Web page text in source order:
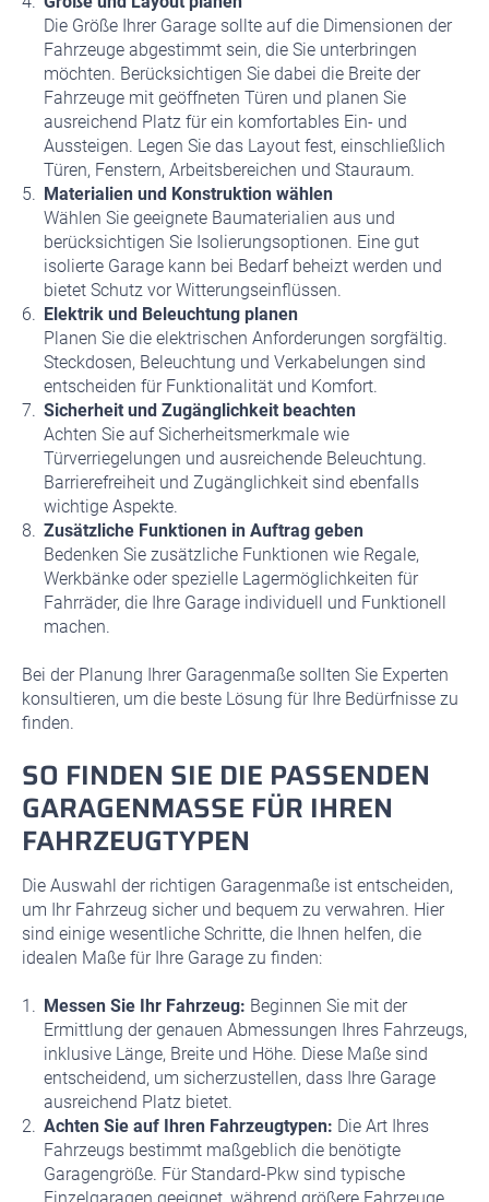
Die Größe Ihrer Garage sollte auf die Dimensionen der
Fahrzeuge abgestimmt sein, die Sie unterbringen
möchten. Berücksichtigen Sie dabei die Breite der
Fahrzeuge mit geöffneten Türen und planen Sie
ausreichend Platz für ein komfortables Ein- und
Aussteigen. Legen Sie das Layout fest, einschließlich
Türen, Fenstern, Arbeitsbereichen und Stauraum.
Materialien und Konstruktion wählen
Wählen Sie geeignete Baumaterialien aus und
berücksichtigen Sie Isolierungsoptionen. Eine gut
isolierte Garage kann bei Bedarf beheizt werden und
bietet Schutz vor Witterungseinflüssen.
Elektrik und Beleuchtung planen
Planen Sie die elektrischen Anforderungen sorgfältig.
Steckdosen, Beleuchtung und Verkabelungen sind
entscheiden für Funktionalität und Komfort.
Sicherheit und Zugänglichkeit beachten
Achten Sie auf Sicherheitsmerkmale wie
Türverriegelungen und ausreichende Beleuchtung.
Barrierefreiheit und Zugänglichkeit sind ebenfalls
wichtige Aspekte.
Zusätzliche Funktionen in Auftrag geben
Bedenken Sie zusätzliche Funktionen wie Regale,
Werkbänke oder spezielle Lagermöglichkeiten für
Fahrräder, die Ihre Garage individuell und Funktionell
machen.
Bei der Planung Ihrer Garagenmaße sollten Sie Experten
konsultieren, um die beste Lösung für Ihre Bedürfnisse zu
finden.
SO FINDEN SIE DIE PASSENDEN
GARAGENMASSE FÜR IHREN F
AHRZEUGTYPEN
Die Auswahl der richtigen Garagenmaße ist entscheiden,
um Ihr Fahrzeug sicher und bequem zu verwahren. Hier
sind einige wesentliche Schritte, die Ihnen helfen, die
idealen Maße für Ihre Garage zu finden:
Messen Sie Ihr Fahrzeug: Beginnen Sie mit der
Ermittlung der genauen Abmessungen Ihres Fahrzeugs,
inklusive Länge, Breite und Höhe. Diese Maße sind
entscheidend, um sicherzustellen, dass Ihre Garage
ausreichend Platz bietet.
Achten Sie auf Ihren Fahrzeugtypen: Die Art Ihres
Fahrzeugs bestimmt maßgeblich die benötigte
Garagengröße. Für Standard-Pkw sind typische